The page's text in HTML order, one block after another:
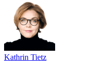
Kathrin Tietz